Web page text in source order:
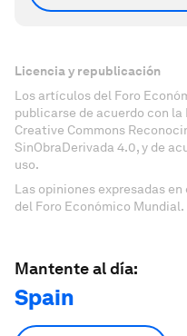
Licencia y republicación
Los artículos del Foro
publicarse de acuerdo con
Creative Commons
SinObraDerivada 4.0, y de
uso.
Las opiniones expresadas
del Foro Económico Mundial.
Mantente al día:
Spain